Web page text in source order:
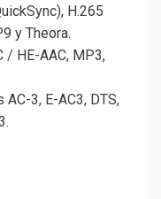
H.265
y Theora.
/ HE-AAC, MP3,
3, E-AC3, DTS,